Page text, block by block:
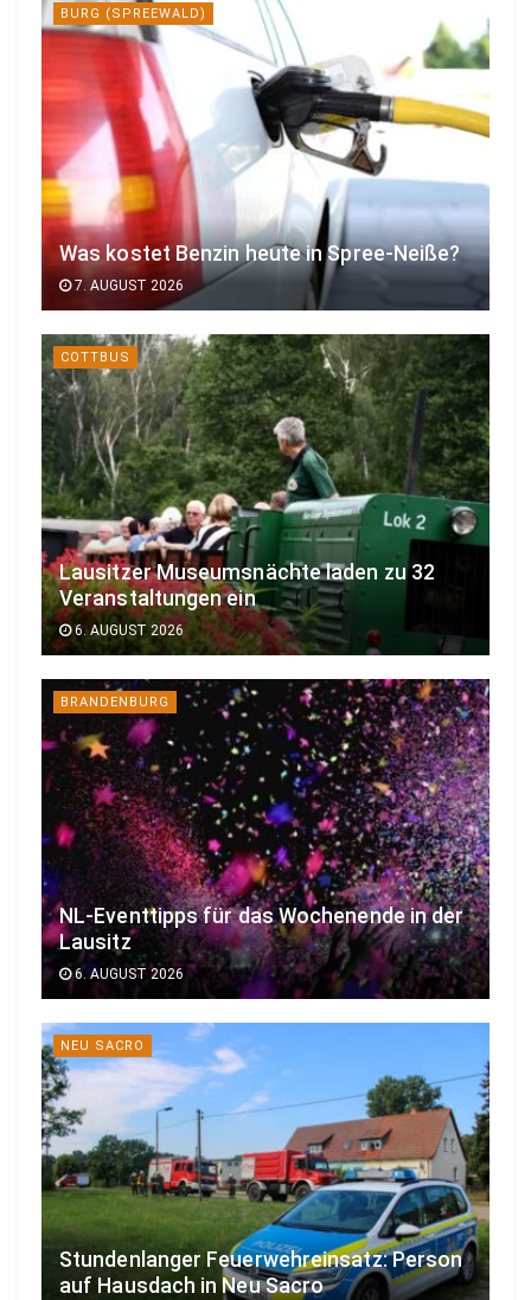
BURG (SPREEWALD)
Was kostet Benzin heute in Spree-Neiße?
7. AUGUST 2026
COTTBUS
Lausitzer Museumsnächte laden zu 32
Veranstaltungen ein
6. AUGUST 2026
BRANDENBURG
NL-Eventtipps für das Wochenende in der
Lausitz
6. AUGUST 2026
NEU SACRO
Stundenlanger Feuerwehreinsatz: Person
auf Hausdach in Neu Sacro